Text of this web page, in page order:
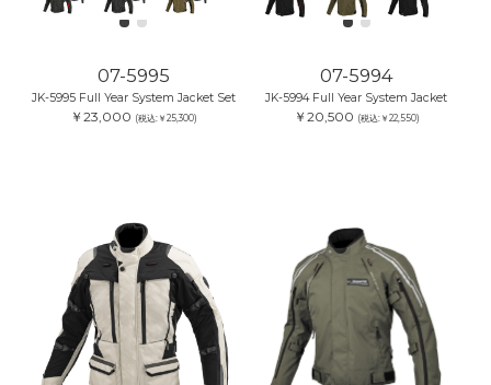
07-5995
JK-5995 Full Year System Jacket Set
￥23,000 (税込:￥25,300)
07-5994
JK-5994 Full Year System Jacket
￥20,500 (税込:￥22,550)